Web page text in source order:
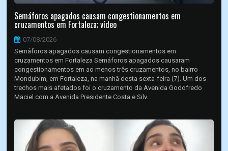
Semáforos apagados causam congestionamentos em
cruzamentos em Fortaleza; vídeo
07/08/2026
Semáforos apagados causam congestionamentos em
cruzamentos em Fortaleza Semáforos apagados causaram
congestionamentos em ao menos três cruzamentos, no bairro
Mondubim, em Fortaleza, na manhã desta sexta-feira (7). Um dos
trechos mais afetados foi o cruzamento da Avenida Godofredo
Maciel com a Avenida Presidente Costa e Silv...